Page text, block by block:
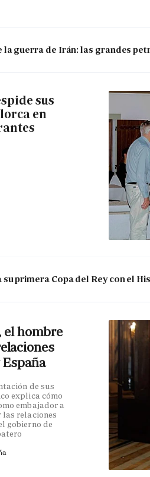
la guerra de Irán: las grandes
sus
en
primera Copa del Rey con el
el hombre
España
de sus
explica cómo
embajador a
relaciones
gobierno de